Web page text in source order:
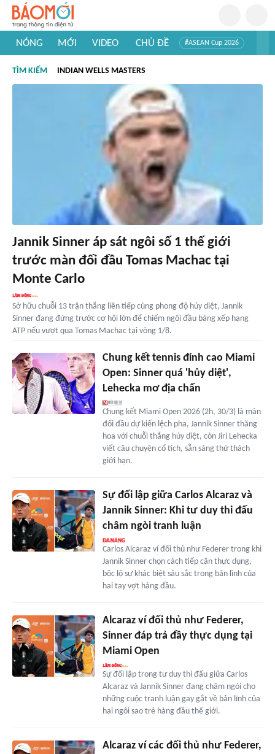
NÓNG MỚI VIDEO CHỦ ĐỀ #ASEAN Cup 2026
#Khám phá thế giới
TÌM KIẾM INDIAN WELLS MASTERS
Jannik Sinner áp sát ngôi số 1 thế giới
trước màn đối đầu Tomas Machac tại
Monte Carlo
Sở hữu chuỗi 13 trận thắng liên tiếp cùng phong độ hủy diệt, Jannik
Sinner đang đứng trước cơ hội lớn để chiếm ngôi đầu bảng xếp hạng
ATP nếu vượt qua Tomas Machac tại vòng 1/8.
Chung kết tennis đỉnh cao Miami
Open: Sinner quá 'hủy diệt',
Lehecka mơ địa chấn
Chung kết Miami Open 2026 (2h, 30/3) là màn
đối đầu dự kiến lệch pha, Jannik Sinner thăng
hoa với chuỗi thắng hủy diệt, còn Jiri Lehecka
viết câu chuyện cổ tích, sẵn sàng thử thách
giới hạn.
Sự đối lập giữa Carlos Alcaraz và
Jannik Sinner: Khi tư duy thi đấu
châm ngòi tranh luận
Carlos Alcaraz ví đối thủ như Federer trong khi
Jannik Sinner chọn cách tiếp cận thực dụng,
bộc lộ sự khác biệt sâu sắc trong bản lĩnh của
hai tay vợt hàng đầu.
Alcaraz ví đối thủ như Federer,
Sinner đáp trả đầy thực dụng tại
Miami Open
Sự đối lập trong tư duy thi đấu giữa Carlos
Alcaraz và Jannik Sinner đang châm ngòi cho
những cuộc tranh luận gay gắt về bản lĩnh của
hai ngôi sao trẻ hàng đầu thế giới.
Alcaraz ví các đối thủ như Federer,